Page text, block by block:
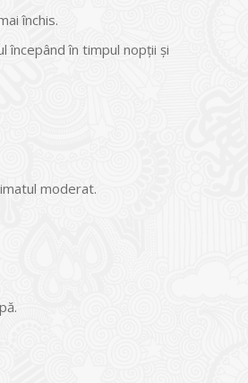
închis.
în timpul nopţii şi
moderat.